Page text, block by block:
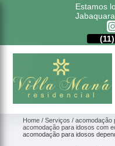
Estamos
(11)
Home Serviços
acomodação
acomodação para idosos com
acomodação para idosos